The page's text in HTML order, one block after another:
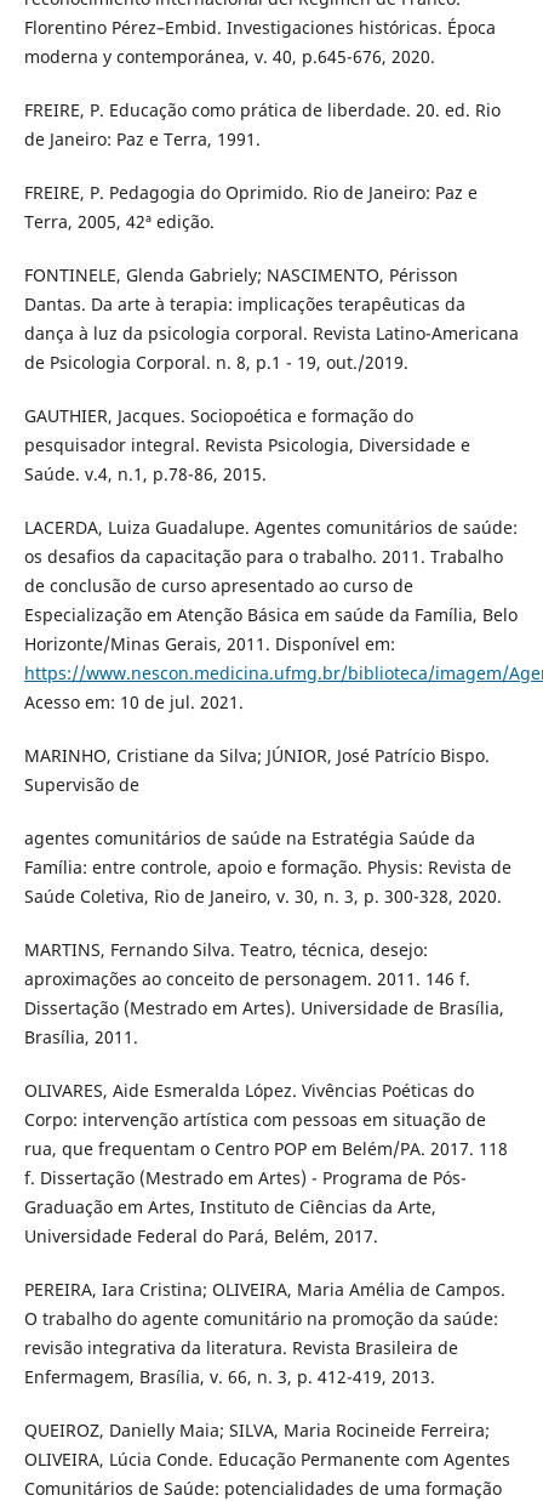
Florentino Pérez–Embid. Investigaciones históricas. Época
moderna y contemporánea, v. 40, p.645-676, 2020.
FREIRE, P. Educação como prática de liberdade. 20. ed. Rio
de Janeiro: Paz e Terra, 1991.
FREIRE, P. Pedagogia do Oprimido. Rio de Janeiro: Paz e
Terra, 2005, 42ª edição.
FONTINELE, Glenda Gabriely; NASCIMENTO, Périsson
Dantas. Da arte à terapia: implicações terapêuticas da
dança à luz da psicologia corporal. Revista Latino-Americana
de Psicologia Corporal. n. 8, p.1 - 19, out./2019.
GAUTHIER, Jacques. Sociopoética e formação do
pesquisador integral. Revista Psicologia, Diversidade e
Saúde. v.4, n.1, p.78-86, 2015.
LACERDA, Luiza Guadalupe. Agentes comunitários de saúde:
os desafios da capacitação para o trabalho. 2011. Trabalho
de conclusão de curso apresentado ao curso de
Especialização em Atenção Básica em saúde da Família, Belo
Horizonte/Minas Gerais, 2011. Disponível em:
https://www.nescon.medicina.ufmg.br/biblioteca/imagem/
Acesso em: 10 de jul. 2021.
MARINHO, Cristiane da Silva; JÚNIOR, José Patrício Bispo.
Supervisão de
agentes comunitários de saúde na Estratégia Saúde da
Família: entre controle, apoio e formação. Physis: Revista de
Saúde Coletiva, Rio de Janeiro, v. 30, n. 3, p. 300-328, 2020.
MARTINS, Fernando Silva. Teatro, técnica, desejo:
aproximações ao conceito de personagem. 2011. 146 f.
Dissertação (Mestrado em Artes). Universidade de Brasília,
Brasília, 2011.
OLIVARES, Aide Esmeralda López. Vivências Poéticas do
Corpo: intervenção artística com pessoas em situação de
rua, que frequentam o Centro POP em Belém/PA. 2017. 118
f. Dissertação (Mestrado em Artes) - Programa de Pós-
Graduação em Artes, Instituto de Ciências da Arte,
Universidade Federal do Pará, Belém, 2017.
PEREIRA, Iara Cristina; OLIVEIRA, Maria Amélia de Campos.
O trabalho do agente comunitário na promoção da saúde:
revisão integrativa da literatura. Revista Brasileira de
Enfermagem, Brasília, v. 66, n. 3, p. 412-419, 2013.
QUEIROZ, Danielly Maia; SILVA, Maria Rocineide Ferreira;
OLIVEIRA, Lúcia Conde. Educação Permanente com Agentes
Comunitários de Saúde: potencialidades de uma formação